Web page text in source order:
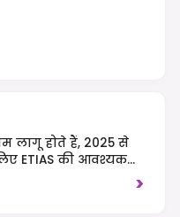
लागू होते हैं, 2025 से
ETIAS की आवश्यकता
>